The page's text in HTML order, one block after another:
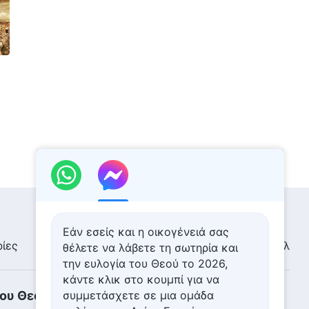
Έκθεση εικόνων Ειδήσεις Προφίλ
Θεού κατέρχεται
Εάν εσείς και η οικογένειά σας
θέλετε να λάβετε τη σωτηρία και
την ευλογία του Θεού το 2026,
κάντε κλικ στο κουμπί για να
συμμετάσχετε σε μια ομάδα